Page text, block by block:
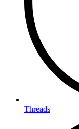
Threads